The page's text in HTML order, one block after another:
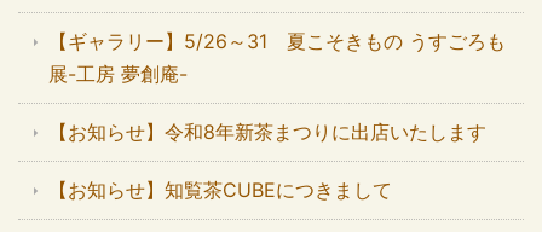
【ギャラリー】5/26～31 夏こそきもの うすごろも
展-工房 夢創庵-
【お知らせ】令和8年新茶まつりに出店いたします
【お知らせ】知覧茶CUBEにつきまして